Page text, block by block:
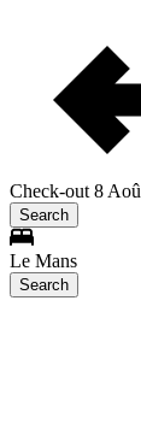
Check-out 8 Aoû
Search
Le Mans
Search